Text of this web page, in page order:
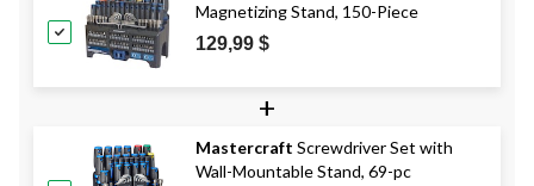
Magnetizing Stand, 150-Piece
129,99 $
+
Mastercraft Screwdriver Set with
Wall-Mountable Stand, 69-pc